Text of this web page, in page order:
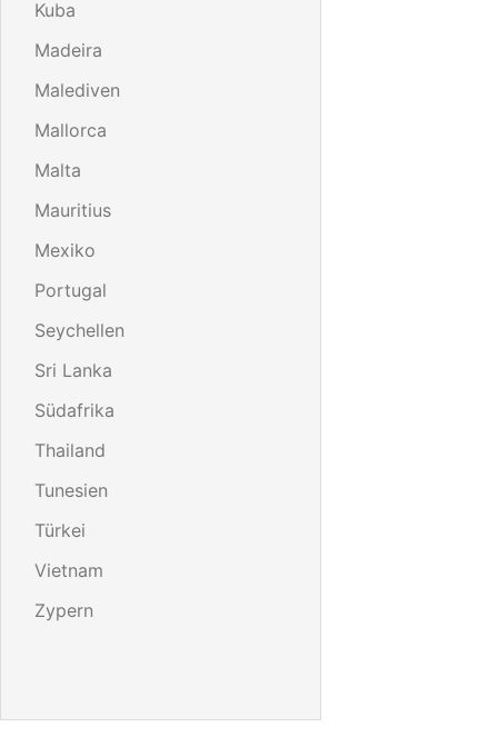
Kuba
Madeira
Malediven
Mallorca
Malta
Mauritius
Mexiko
Portugal
Seychellen
Sri Lanka
Südafrika
Thailand
Tunesien
Türkei
Vietnam
Zypern